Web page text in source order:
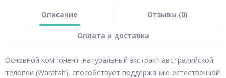
Описание Отзывы (0)
Оплата и доставка
Основной компонент: натуральный экстракт австралийской
телопеи (Waratah), способствует поддержанию естественной